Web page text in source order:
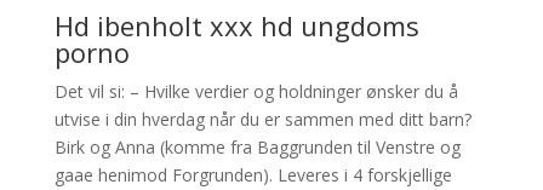
Hd ibenholt xxx hd ungdoms
porno
Det vil si: – Hvilke verdier og holdninger ønsker du å
utvise i din hverdag når du er sammen med ditt barn?
Birk og Anna (komme fra Baggrunden til Venstre og
gaae henimod Forgrunden). Leveres i 4 forskjellige